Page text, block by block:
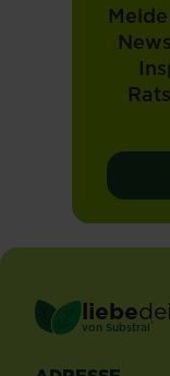
liebe
von Substral ®